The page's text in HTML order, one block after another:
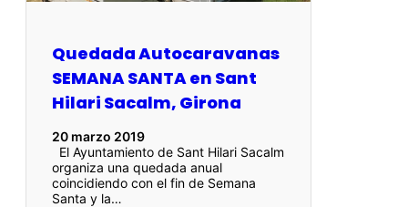
Quedada Autocaravanas
SEMANA SANTA en Sant
Hilari Sacalm, Girona
20 marzo 2019
El Ayuntamiento de Sant Hilari Sacalm
organiza una quedada anual
coincidiendo con el fin de Semana
Santa y la…